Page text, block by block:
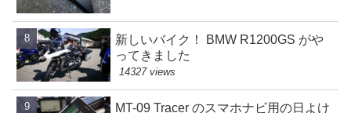
新しいバイク！ BMW R1200GS がや
ってきました
14327 views
MT-09 Tracer のスマホナビ用の日よけ